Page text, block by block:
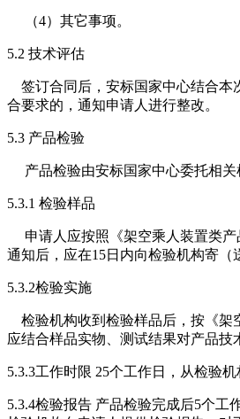
（4）其它事项。
5.2 技术评估
签订合同后，安标国家中心结合本
合要求的，通知申请人进行整改。
5.3 产品检验
产品检验由安标国家中心委托相关
5.3.1 检验样品
申请人应按照《架空乘人装置类产
通知后，应在15日内向检验机构寄
5.3.2检验实施
检验机构收到检验样品后，按《架
应结合样品实物、测试结果对产品技
5.3.3工作时限 25个工作日，从检验
5.3.4检验报告 产品检验完成后5个